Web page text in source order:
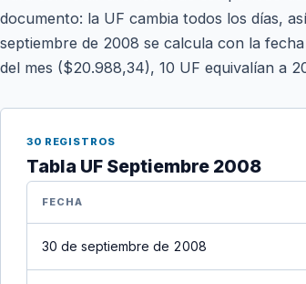
documento: la UF cambia todos los días,
septiembre de 2008 se calcula con la
del mes ($20.988,34), 10 UF equivalían a
30 REGISTROS
Tabla UF Septiembre 2008
FECHA
30 de septiembre de 2008